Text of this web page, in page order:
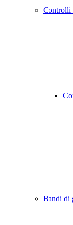
Controlli
Bandi di